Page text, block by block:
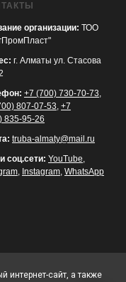
организации: ТОО
г. Алматы ул. Стасова
+7 (700) 730-70-73,
807-07-53, +7
835-95-26
truba-almaty@mail.ru
соц.сети: YouTube,
, Instagram, WhatsApp
интернет-сайт, а также